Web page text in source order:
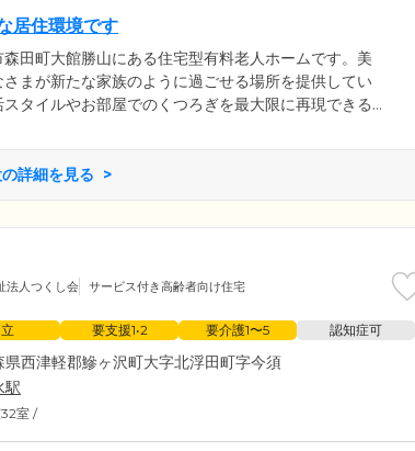
居住環境です
田町大館勝山にある住宅型有料老人ホームです。美
まが新たな家族のように過ごせる場所を提供してい
タイルやお部屋でのくつろぎを最大限に再現できる
一同心を込めた支援を大切にしています。
詳細を見る
法人つくし会 サービス付き高齢者向け住宅
要支援1•2 要介護1〜5 認知症可
県西津軽郡鰺ヶ沢町大字北浮田町字今須
駅
室 /